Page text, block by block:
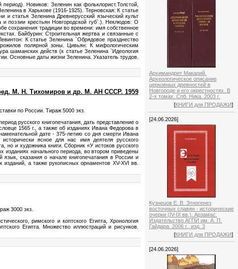
Новиков: Зеленин как фольклорист.Толстой,
в Харькове (1916-1925). Терновская: К статье
и статья Зеленина Древнерусский языческий культ
поэзии крестьян Новгородской губ`.). Неклюдов: О
сохранения традиции во времени: имя собственное
Байбурин: Строительная жертва и связанные с
К статье Зеленина `Обрядовое празднество
полярной зоны. Цивьян: К мифологическим
шаманских действ (к статье Зеленина `Идеология
Основные даты жизни Зеленина. Указатель трудов.
ред. М. Н. Тихомиров и др. М. АН СССР. 1959
по России. Тираж 5000 экз.
русского книгопечатания, дать представление о
1565 г., а также об изданиях Ивана Федорова в
дате - 375-летию со дня смерти Ивана
ясное для нас имя деятеля русского
но и художника книги. Сборник «У истоков русского
изданиях начального периода, во втором приведены
сказания о начале книгопечатания в России и
а также рукописных орнаментов XV-XVI вв.
3000 экз.
римского и коптского Египта, Хронология
Египта. Множество иллюстраций и рисунков.
Архимандрит Макарий.
Археологическое описание
церковных древностей в
Новгороде и его окрестностях. В
2-х томах. Спб. Ника. 2003 г.
[КНИГИ для ПРОДАЖИ]
[24.06.2026]
Кузнецов Е. В. Этногенез
восточных славян - исторические
очерки (IV-IX вв.). Арзамас.
Издательство АГПИ им. А. П.
Гайдара. 2006 г., изд. 3
[КНИГИ для ПРОДАЖИ]
[24.06.2026]